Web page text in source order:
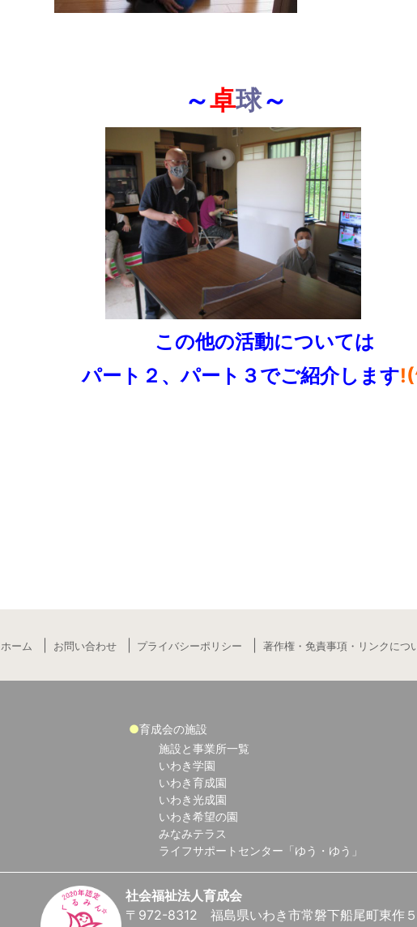
～卓球～
この他の活動については
パート２、パート３でご紹介します
ホーム お問い合わせ プライバシーポリシー 著作権・免責事項・リンクにつ
育成会の施設
施設と事業所一覧
いわき学園
いわき育成園
いわき光成園
いわき希望の園
みなみテラス
ライフサポートセンター「ゆう・ゆう」
社会福祉法人育成会
〒972-8312 福島県いわき市常磐下船尾町東作５